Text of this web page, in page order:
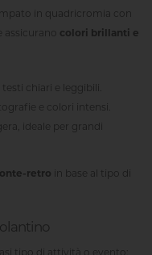
in quadricromia con
assicurano colori brillanti e
testi chiari e leggibili.
e colori intensi.
ideale per grandi
retro in base al tipo di
tipo di attività o evento: